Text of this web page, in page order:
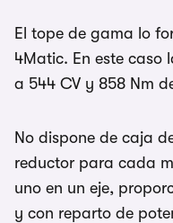
El tope de gama lo
4Matic. En este caso
a 544 CV y 858 Nm
No dispone de caja
reductor para cada
uno en un eje,
y con reparto de